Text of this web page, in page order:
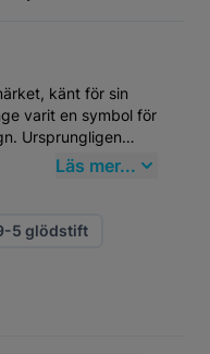
känt för sin
varit en symbol för
Ursprungligen
av flygplan, började
design och
Glödstift, står
högkvalitativa
Läs mer...
5 glödstift